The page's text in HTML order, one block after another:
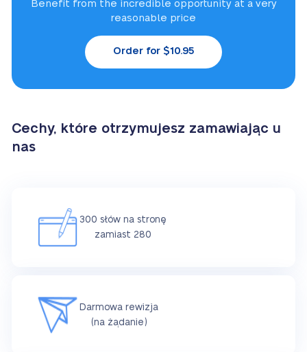
Benefit from the incredible opportunity at a very
reasonable price
Order for $10.95
Cechy, które otrzymujesz zamawiając u
nas
300 słów na stronę
zamiast 280
Darmowa rewizja
(na żądanie)